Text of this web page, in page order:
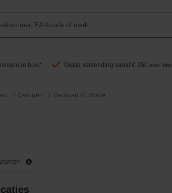
in huis* Gratis verzending vanaf € 250 excl. btw
O-ringen O-ringen 70 Shore